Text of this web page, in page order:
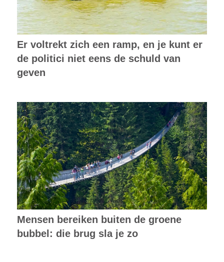
Er voltrekt zich een ramp, en je kunt er
de politici niet eens de schuld van
geven
Mensen bereiken buiten de groene
bubbel: die brug sla je zo